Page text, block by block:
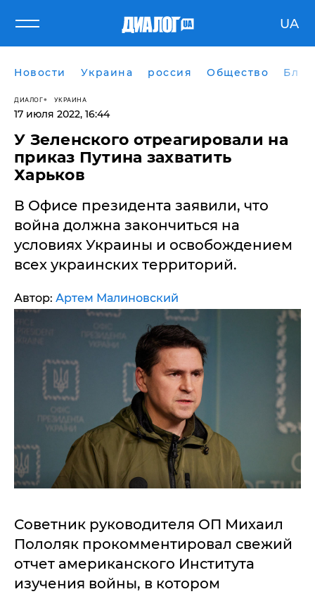
UA
Новости Украина россия Общество
ДИАЛОГ УКРАИНА
17 июля 2022, 16:44
У Зеленского отреагировали на
приказ Путина захватить
Харьков
В Офисе президента заявили, что
война должна закончиться на
условиях Украины и освобождением
всех украинских территорий.
Автор: Артем Малиновский
Советник руководителя ОП Михаил
Пололяк прокомментировал свежий
отчет американского Института
изучения войны, в котором